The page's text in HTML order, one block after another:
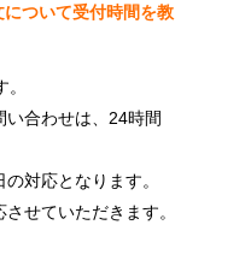
ついて受付時間を教
い合わせは、24時間
対応となります。
せていただきます。